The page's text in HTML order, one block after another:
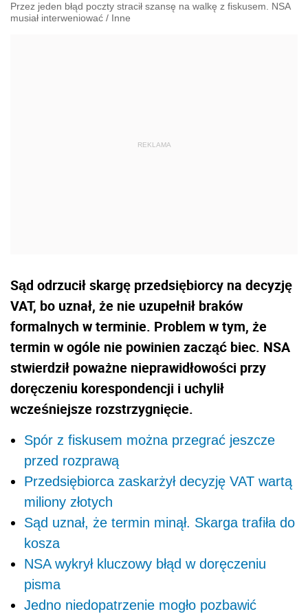
Przez jeden błąd poczty stracił szansę na walkę z fiskusem. NSA
musiał interweniować / Inne
Sąd odrzucił skargę przedsiębiorcy na decyzję
VAT, bo uznał, że nie uzupełnił braków
formalnych w terminie. Problem w tym, że
termin w ogóle nie powinien zacząć biec. NSA
stwierdził poważne nieprawidłowości przy
doręczeniu korespondencji i uchylił
wcześniejsze rozstrzygnięcie.
Spór z fiskusem można przegrać jeszcze
przed rozprawą
Przedsiębiorca zaskarżył decyzję VAT wartą
miliony złotych
Sąd uznał, że termin minął. Skarga trafiła do
kosza
NSA wykrył kluczowy błąd w doręczeniu
pisma
Jedno niedopatrzenie mogło pozbawić